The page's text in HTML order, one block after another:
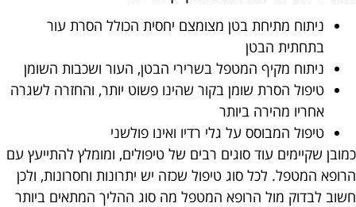
ניתוח מתיחת בטן מצומצם יחסית הכולל הסרת עור
בתחתית הבטן
ניתוח מקיף המטפל בשרירי הבטן, העור ושכבות השומן
טיפול הסרת שומן בקור שהינו פשוט יותר, והחזרה לשגרה
אחריו מהירה ביותר
טיפול המבוסס על גלי רדיו ואינו פולשני
כמובן שקיימים עוד סוגים רבים של טיפולים, ומומלץ להתייעץ עם
הרופא המטפל. לכל סוג טיפול שכזה יש יתרונות וחסרונות, ולכן
חשוב לבדוק מול הרופא המטפל מה סוג ההליך המתאים ביותר